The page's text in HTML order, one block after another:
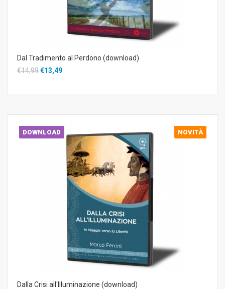
Dal Tradimento al Perdono (download)
€14,99€13,49
DOWNLOAD NOVITÀ
Dalla Crisi all'Illuminazione (download)